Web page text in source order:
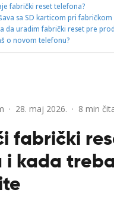
fabrički reset telefona?
sa SD karticom pri fabričkom
da uradim fabrički reset pre
o novom telefonu?
· 28. maj 2026. · 8 min
fabrički
i kada